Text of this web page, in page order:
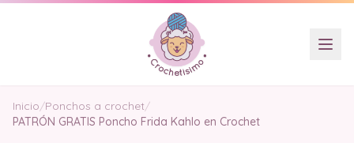
Inicio/Ponchos a crochet/
PATRÓN GRATIS Poncho Frida Kahlo en Crochet